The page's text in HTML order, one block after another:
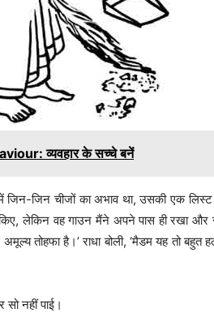
व्यवहार के सच्चे बनें
जिन-जिन चीजों का अभाव था, उसकी एक
लेकिन वह गाउन मैंने अपने पास ही रखा और
तोहफा है।’ राधा बोली, ‘मैडम यह तो बहुत
नहीं पाई।